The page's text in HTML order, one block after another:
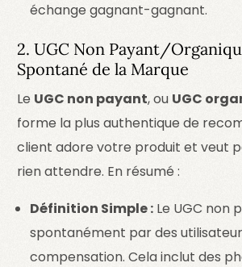
échange gagnant-gagnant.
2. UGC Non Payant/
Spontané de la Marque
Le UGC non payant, ou UGC
forme la plus authentique de
client adore votre produit et veut
rien attendre. En résumé :
Définition Simple : Le UGC non
spontanément par des
compensation. Cela inclut des